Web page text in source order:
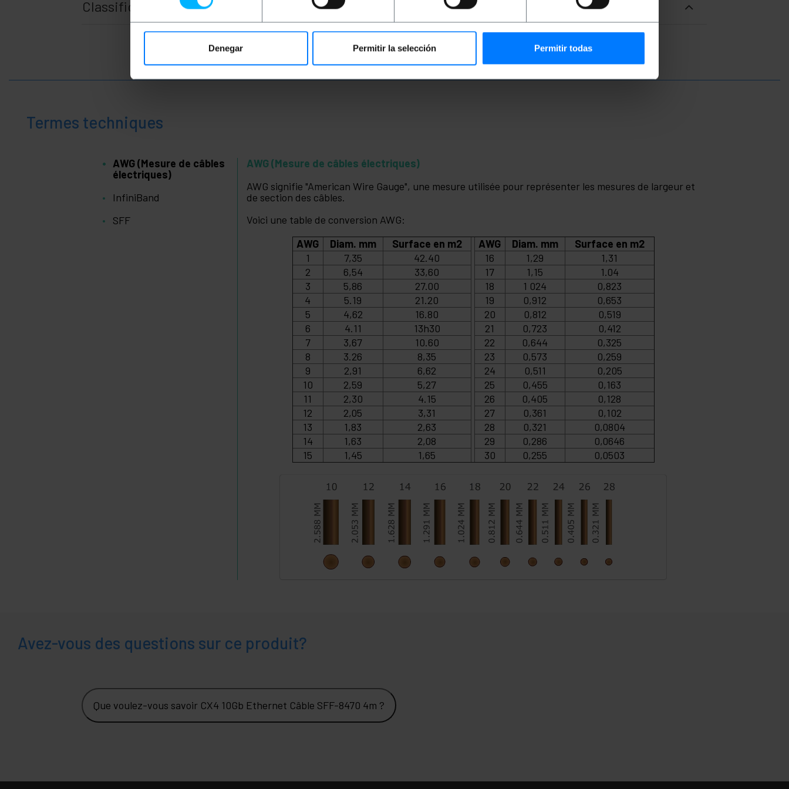
Denegar Permitir la selección Permitir todas
Classification
Termes techniques
AWG (Mesure de câbles
électriques)
InfiniBand
SFF
AWG (Mesure de câbles électriques)
AWG signifie "American Wire Gauge", une mesure utilisée pour représenter les mesures de largeur et
de section des câbles.
Voici une table de conversion AWG:
AWG
Diam. mm Surface en m2 AWG Diam. mm
Surface en m2
1
7,35 42.40 16 1,29
1,31
2
6,54 33,60 17 1,15
1.04
3
5,86 27.00 18 1 024
0,823
4
5.19 21.20 19 0,912
0,653
5
4,62 16.80 20 0,812
0,519
6
4.11 13h30 21 0,723
0,412
7
3,67 10.60 22 0,644
0,325
8
3.26 8,35 23 0,573
0,259
9
2,91 6,62 24 0,511
0,205
10
2,59 5,27 25 0,455
0,163
11
2,30 4.15 26 0,405
0,128
12
2,05 3,31 27 0,361
0,102
13
1,83 2,63 28 0,321
0,0804
14
1,63 2,08 29 0,286
0,0646
15
1,45 1,65 30 0,255 0,0503
Avez-vous des questions sur ce produit?
Que voulez-vous savoir CX4 10Gb Ethernet Câble SFF-8470 4m ?